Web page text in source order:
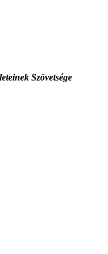
Szövetsége